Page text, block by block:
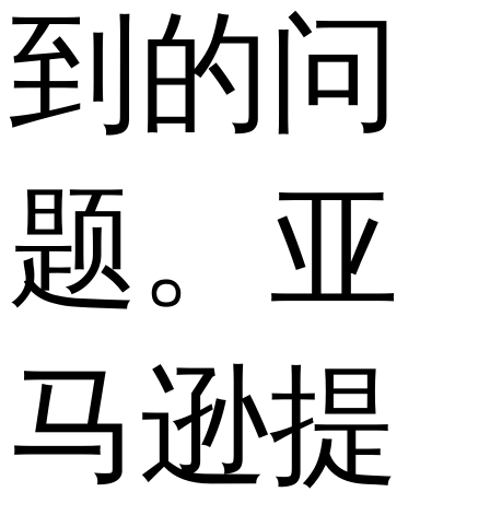
到的问
题。亚
马逊提